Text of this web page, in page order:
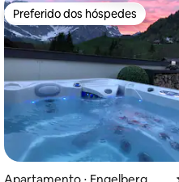
média de 5, 59
Preferido dos hóspedes
Preferido dos hóspedes